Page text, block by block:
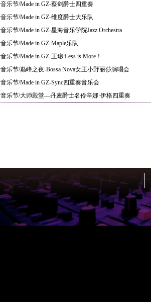
乐节/Made in GZ-蔡剑爵士四重奏
乐节/Made in GZ-维度爵士大乐队
乐节/Made in GZ-星海音乐学院Jazz Orchestra
乐节/Made in GZ-Maple乐队
乐节/Made in GZ-王璁:Less is More！
乐节/巅峰之夜-Bossa Nova女王小野丽莎演唱会
乐节/Made in GZ-Sync四重奏音乐会
乐节/大师殿堂—丹麦爵士名伶辛娜·伊格四重奏